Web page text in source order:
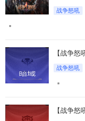
战争怒吼
【战争
战争怒吼
【战争